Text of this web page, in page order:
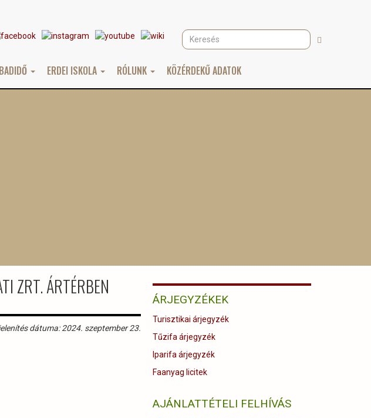
Keresés Keresés
ERDEI ISKOLA RÓLUNK KÖZÉRDEKŰ ADATOK
ZRT. ÁRTÉRBEN
dátuma: 2024. szeptember 23.
ÁRJEGYZÉKEK
Turisztikai árjegyzék
Tűzifa árjegyzék
Iparifa árjegyzék
Faanyag licitek
AJÁNLATTÉTELI FELHÍVÁS